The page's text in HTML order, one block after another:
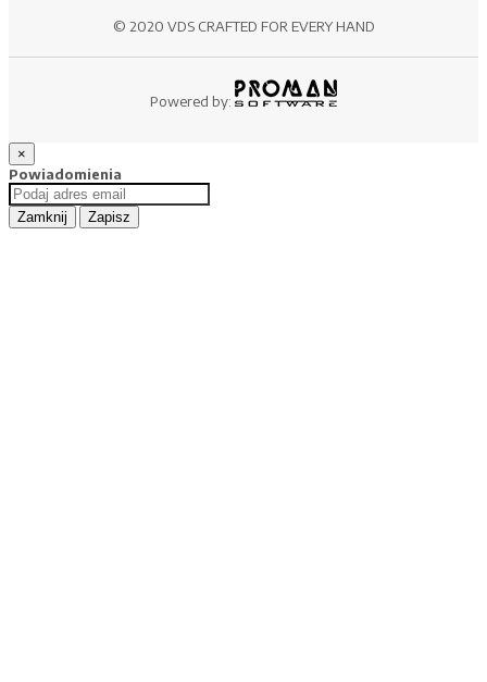
© 2020 VDS CRAFTED FOR EVERY HAND
Powered by:
×
Powiadomienia
Zamknij Zapisz